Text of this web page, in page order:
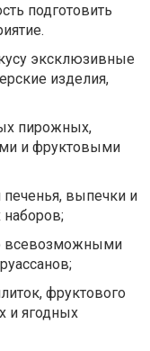
подготовить
эксклюзивные
изделия,
пирожных,
и фруктовыми
выпечки и
всевозможными
фруктового
и ягодных